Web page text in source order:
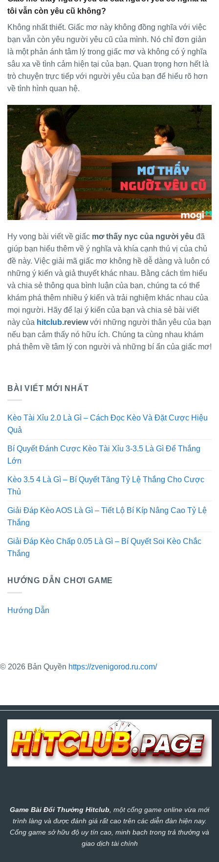
tôi vẫn còn yêu cũ không?
Không nhất thiết. Giấc mơ này không đồng nghĩa với việc
bạn vẫn còn yêu người yêu cũ của mình. Nó chỉ đơn giản
là một phản ánh tâm lý trong giấc mơ và không có ý nghĩa
sâu xa về tình cảm hiện tại của bạn. Quan trọng hơn hết là
trò chuyện trực tiếp với người yêu của bạn để hiểu rõ hơn
về tình hình quan hệ.
Hy vọng bài viết về giấc mơ thấy nyc của người yêu đã
giúp bạn hiểu thêm về ý nghĩa và khía cạnh thú vị của chủ
đề này. Việc giải mã giấc mơ không hề dễ dàng và luôn có
những ý kiến và giả thuyết khác nhau. Bằng cách tìm hiểu
và chia sẻ thông qua bình luận của bạn, chúng ta có thể
khám phá thêm nhiều ý kiến và trải nghiệm khác nhau của
mọi người. Hãy để lại ý kiến của bạn và chia sẻ bài viết
này của hitclub.reviewvới những người thân yêu của bạn
nếu bạn cảm thấy nó hữu ích. Chúng ta cùng nhau khám
phá thêm về tâm lý con người và những bí ẩn của giấc mơ!
BÀI VIẾT MỚI NHẤT
Kèo Tài Xỉu 2.0 Là Gì – Cách Đọc Kèo Và Đặt Cược Hiệu
Quả
Bí Quyết Đánh Cược Kèo Tài Xỉu 3-3.5 Là Gì Để Thắng
Lớn
Kèo 3.5 4 Là Gì – Bí Quyết Tăng Tỷ Lệ Thắng Cho Cược
Thủ
Giải Đáp Kèo AOS Là Gì – Tiết Lộ Bí Kíp Nâng Cao Tỷ Lệ
Thắng
Giải Đáp Kèo Chấp 0.05 Là Gì – Bí Quyết Soi Kèo Chắc
Thắng
HƯỚNG DẪN CHƠI GAME
Hướng Dẫn
© 2026 Bản Quyền https://zvenigorod.ru.com/
Game Bài Đổi Thưởng Hitclub, một cổng game online vừa mới
trình làng và được đánh giá rất cao trên các diễn đàn hiện nay.
Cổng game sở hữu độ uy tín cao, minh bạch trong trả thưởng và
giao dịch tài chính